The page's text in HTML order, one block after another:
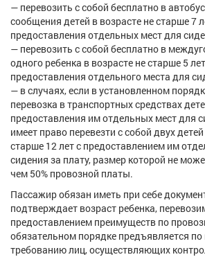
— перевозить с собой бесплатно в
сообщения детей в возрасте не старше 7
предоставления отдельных мест для
— перевозить с собой бесплатно в
одного ребенка в возрасте не старше 5
предоставления отдельного места для
— в случаях, если в установленном
перевозка в транспортных средствах
предоставления им отдельных мест для
имеет право перевезти с собой двух
старше 12 лет с предоставлением им
сидения за плату, размер которой не
чем 50% провозной платы.
Пассажир обязан иметь при себе
подтверждает возраст ребенка,
предоставлением преимуществ по
обязательном порядке предъявляется
требованию лиц, осуществляющих